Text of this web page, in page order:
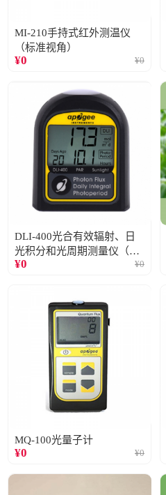
MI-210手持式红外测温仪
（标准视角）
¥0 ¥0
DLI-400光合有效辐射、日
光积分和光周期测量仪（仅
阳光）
¥0 ¥0
MQ-100光量子计
¥0 ¥0